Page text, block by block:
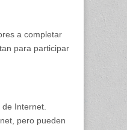
a completar
para participar
Internet.
pero pueden